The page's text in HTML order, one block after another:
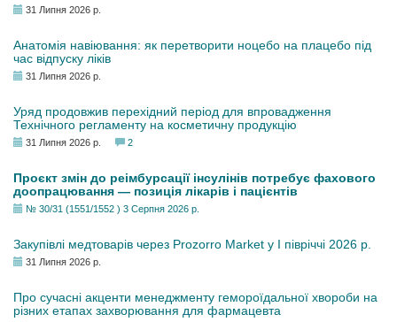
31 Липня 2026 р.
Анатомія навіювання: як перетворити ноцебо на плацебо під
час відпуску ліків
31 Липня 2026 р.
Уряд продовжив перехідний період для впровадження
Технічного регламенту на косметичну продукцію
31 Липня 2026 р. 2
Проєкт змін до реімбурсації інсулінів потребує фахового
доопрацювання — позиція лікарів і пацієнтів
№ 30/31 (1551/1552 ) 3 Серпня 2026 р.
Закупівлі медтоварів через Prozorro Market у I півріччі 2026 р.
31 Липня 2026 р.
Про сучасні акценти менеджменту гемороїдальної хвороби на
різних етапах захворювання для фармацевта